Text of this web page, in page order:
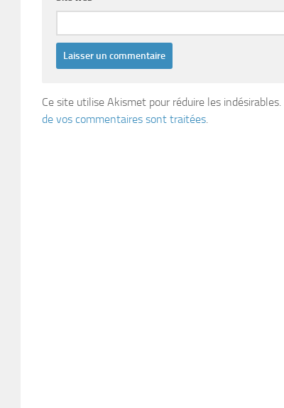
Ce site utilise Akismet pour réduire les indésirables.
de vos commentaires sont traitées